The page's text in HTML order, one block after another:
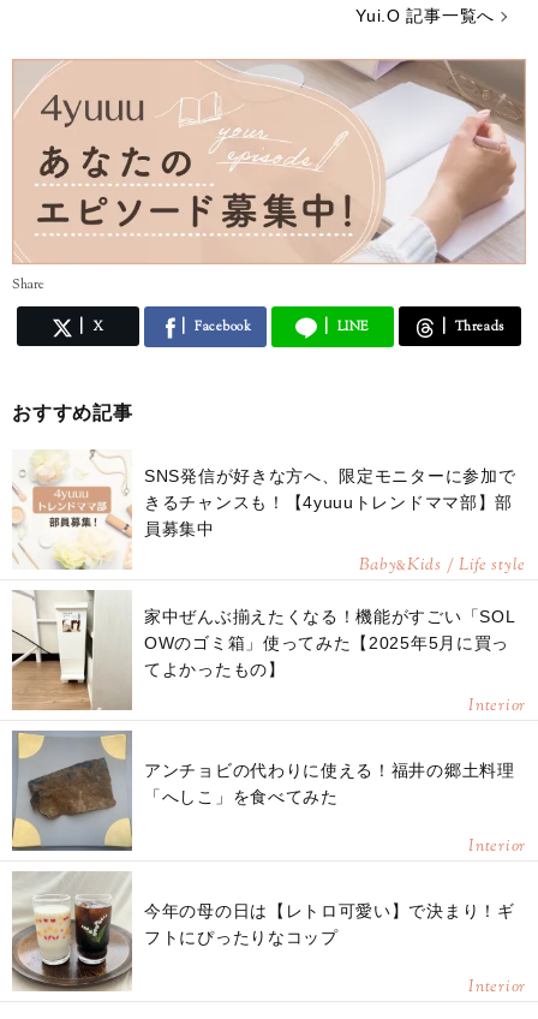
Yui.O 記事一覧へ
Share
X Facebook LINE Threads
おすすめ記事
SNS発信が好きな方へ、限定モニターに参加で
きるチャンスも！【4yuuuトレンドママ部】部
員募集中
Baby&Kids / Life style
家中ぜんぶ揃えたくなる！機能がすごい「SOL
OWのゴミ箱」使ってみた【2025年5月に買っ
てよかったもの】
Interior
アンチョビの代わりに使える！福井の郷土料理
「へしこ」を食べてみた
Interior
今年の母の日は【レトロ可愛い】で決まり！ギ
フトにぴったりなコップ
Interior